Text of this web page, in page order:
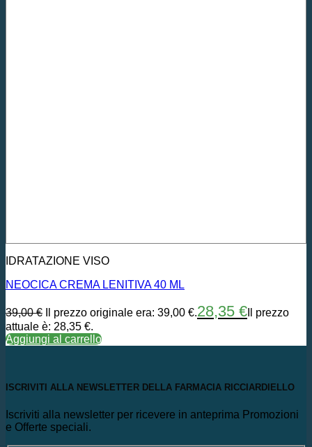
IDRATAZIONE VISO
NEOCICA CREMA LENITIVA 40 ML
39,00€ Il prezzo originale era: 39,00 €.28,35 € Il prezzo
attuale è: 28,35 €.
Aggiungi al carrello
ISCRIVITI ALLA NEWSLETTER DELLA FARMACIA RICCIARDIELLO
Iscriviti alla newsletter per ricevere in anteprima Promozioni
e Offerte speciali.